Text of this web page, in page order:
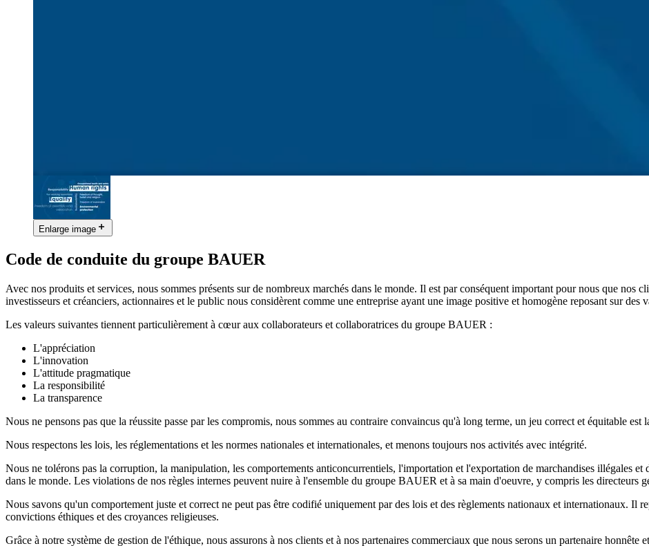
Enlarge image
Code de conduite du groupe BAUER
Avec nos produits et services, nous sommes présents sur de nombreux marchés dans le monde. Il est par conséquent important pour nous que nos
investisseurs et créanciers, actionnaires et le public nous considèrent comme une entreprise ayant une image positive et homogène reposant sur des
Les valeurs suivantes tiennent particulièrement à cœur aux collaborateurs et collaboratrices du groupe BAUER :
L'appréciation
L'innovation
L'attitude pragmatique
La responsibilité
La transparence
Nous ne pensons pas que la réussite passe par les compromis, nous sommes au contraire convaincus qu'à long terme, un jeu correct et équitable est
Nous respectons les lois, les réglementations et les normes nationales et internationales, et menons toujours nos activités avec intégrité.
Nous ne tolérons pas la corruption, la manipulation, les comportements anticoncurrentiels, l'importation et l'exportation de marchandises illégales et
dans le monde. Les violations de nos règles internes peuvent nuire à l'ensemble du groupe BAUER et à sa main d'oeuvre, y compris les directeurs
Nous savons qu'un comportement juste et correct ne peut pas être codifié uniquement par des lois et des règlements nationaux et internationaux. Il
convictions éthiques et des croyances religieuses.
Grâce à notre système de gestion de l'éthique, nous assurons à nos clients et à nos partenaires commerciaux que nous serons un partenaire